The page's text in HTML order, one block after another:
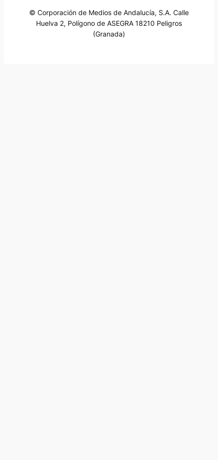
© Corporación de Medios de Andalucía, S.A. Calle
Huelva 2, Polígono de ASEGRA 18210 Peligros
(Granada)